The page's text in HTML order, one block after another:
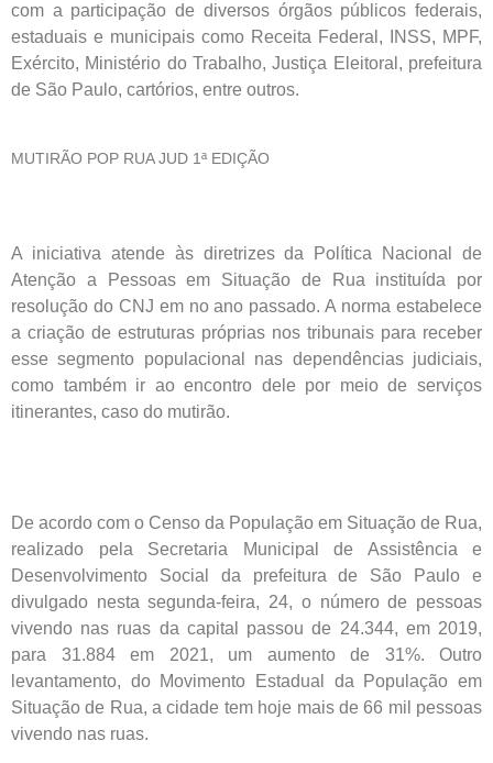
com a participação de diversos órgãos públicos federais,
estaduais e municipais como Receita Federal, INSS, MPF,
Exército, Ministério do Trabalho, Justiça Eleitoral, prefeitura
de São Paulo, cartórios, entre outros.
MUTIRÃO POP RUA JUD 1ª EDIÇÃO
A iniciativa atende às diretrizes da Política Nacional de
Atenção a Pessoas em Situação de Rua instituída por
resolução do CNJ em no ano passado. A norma estabelece
a criação de estruturas próprias nos tribunais para receber
esse segmento populacional nas dependências judiciais,
como também ir ao encontro dele por meio de serviços
itinerantes, caso do mutirão.
De acordo com o Censo da População em Situação de Rua,
realizado pela Secretaria Municipal de Assistência e
Desenvolvimento Social da prefeitura de São Paulo e
divulgado nesta segunda-feira, 24, o número de pessoas
vivendo nas ruas da capital passou de 24.344, em 2019,
para 31.884 em 2021, um aumento de 31%. Outro
levantamento, do Movimento Estadual da População em
Situação de Rua, a cidade tem hoje mais de 66 mil pessoas
vivendo nas ruas.